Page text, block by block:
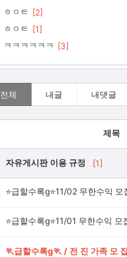
ㅎㅇㅌ [2]
ㅎㅇㅌ [1]
ㅋㅋㅋㅋㅋㅋ [3]
전체 내글 내댓글
제목
자유게시판 이용 규정 [1]
⭐급할수록g⭐11/02 무한수익 모
⭐급할수록g⭐11/01 무한수익 모
🏃급할수록g🏃 / 전 진 가족 모